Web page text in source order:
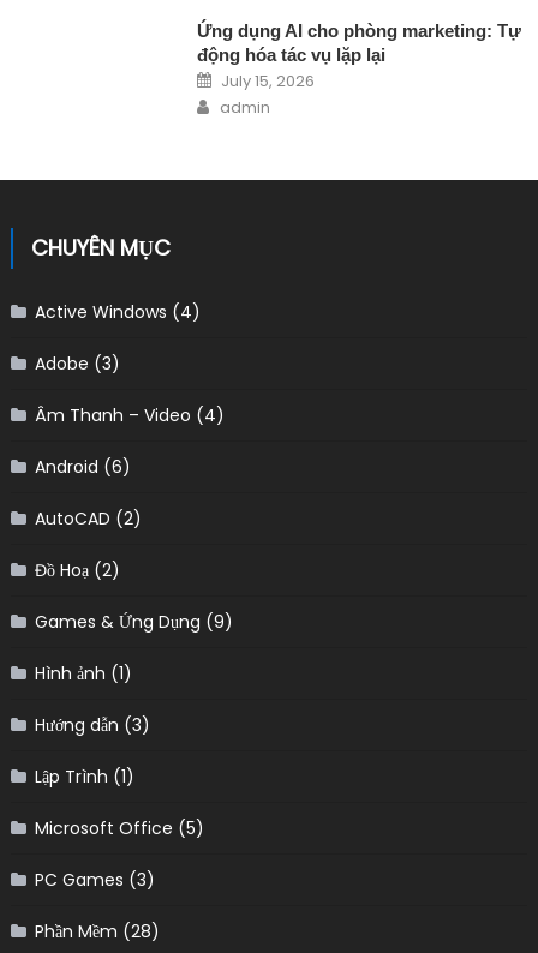
Ứng dụng AI cho phòng marketing: Tự
động hóa tác vụ lặp lại
Posted on
July 15, 2026
Author
admin
CHUYÊN MỤC
Active Windows (4)
Adobe (3)
Âm Thanh – Video (4)
Android (6)
AutoCAD (2)
Đồ Hoạ(2)
Games & Ứng Dụng (9)
Hình ảnh (1)
Hướng dẫn (3)
Lập Trình (1)
Microsoft Office (5)
PC Games (3)
Phần Mềm (28)